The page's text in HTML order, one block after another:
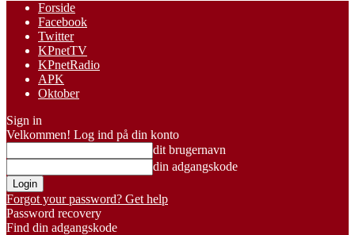
Forside
Facebook
Twitter
KPnetTV
KPnetRadio
APK
Oktober
Sign in
Velkommen! Log ind på din konto
dit brugernavn
din adgangskode
Forgot your password? Get help
Password recovery
Find din adgangskode